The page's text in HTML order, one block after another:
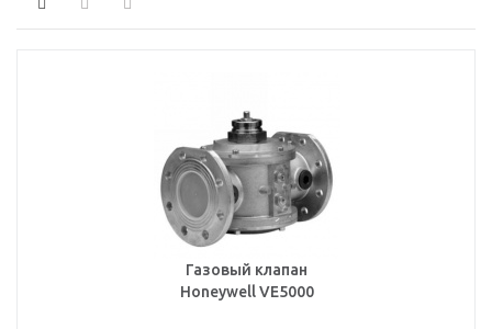
Газовый клапан
Honeywell VE5000